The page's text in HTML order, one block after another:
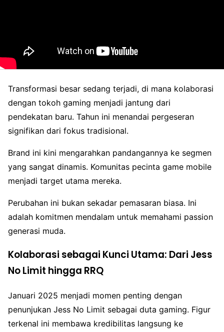
Transformasi besar sedang terjadi, di mana kolaborasi
dengan tokoh gaming menjadi jantung dari
pendekatan baru. Tahun ini menandai pergeseran
signifikan dari fokus tradisional.
Brand ini kini mengarahkan pandangannya ke segmen
yang sangat dinamis. Komunitas pecinta game mobile
menjadi target utama mereka.
Perubahan ini bukan sekadar pemasaran biasa. Ini
adalah komitmen mendalam untuk memahami passion
generasi muda.
Kolaborasi sebagai Kunci Utama: Dari Jess
No Limit hingga RRQ
Januari 2025 menjadi momen penting dengan
penunjukan Jess No Limit sebagai duta gaming. Figur
terkenal ini membawa kredibilitas langsung ke